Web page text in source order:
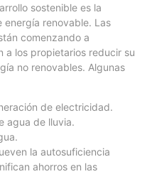
sostenible es la
energía renovable. Las
comenzando a
a los propietarios reducir su
no renovables. Algunas
de electricidad.
agua de lluvia.
la autosuficiencia
ahorros en las